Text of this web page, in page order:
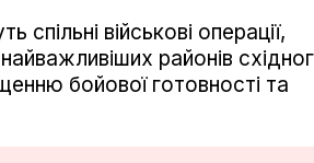
військові операції,
районів
бойової готовності та